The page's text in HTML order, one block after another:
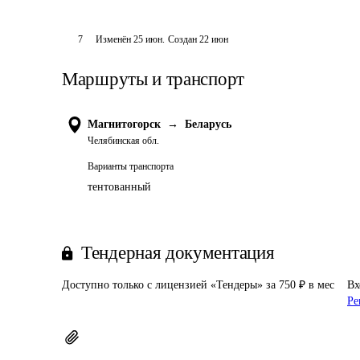
7 Изменён 25 июн. Создан 22 июн
Маршруты и транспорт
Магнитогорск →
Челябинская обл.
Беларусь
Варианты транспорта
тентованный
Тендерная документация
Доступно только с лицензией «Тендеры» за 750 ₽ в мес